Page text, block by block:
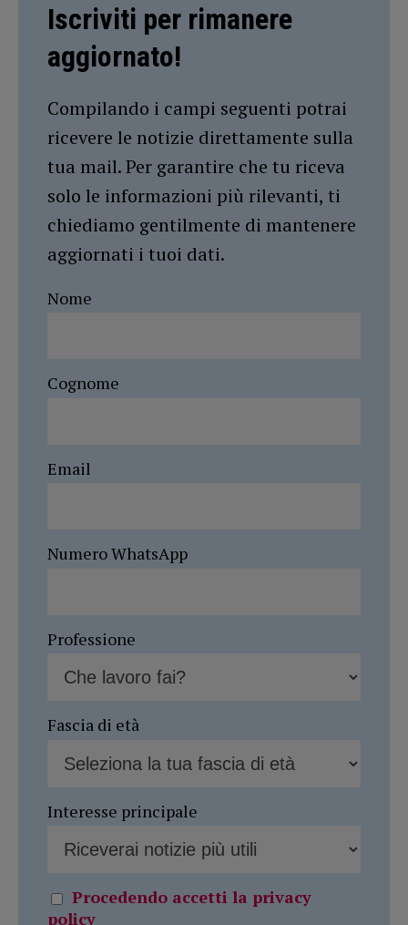
Iscriviti per rimanere
aggiornato!
Compilando i campi seguenti potrai
ricevere le notizie direttamente sulla
tua mail. Per garantire che tu riceva
solo le informazioni più rilevanti, ti
chiediamo gentilmente di mantenere
aggiornati i tuoi dati.
Nome
Cognome
Email
Numero WhatsApp
Professione
Fascia di età
Interesse principale
Procedendo accetti la privacy
policy